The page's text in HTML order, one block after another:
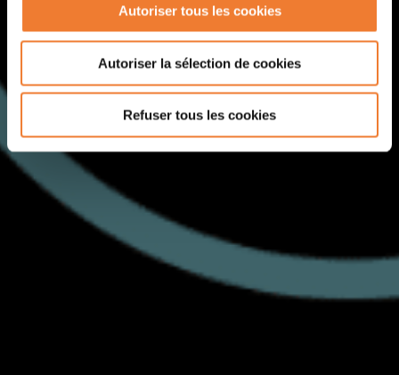
Autoriser tous les cookies
Autoriser la sélection de cookies
Refuser tous les cookies